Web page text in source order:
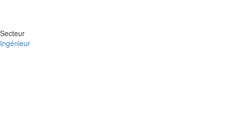
Secteur
Ingénieur